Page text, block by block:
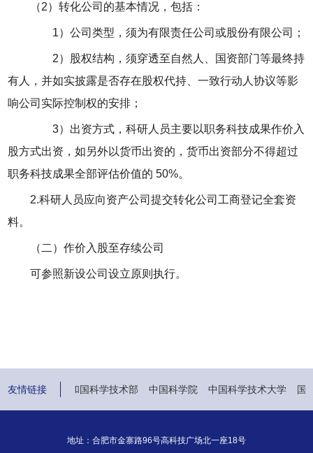
（2）转化公司的基本情况，包括：
1）公司类型，须为有限责任公司或股份有限公司；
2）股权结构，须穿透至自然人、国资部门等最终持
有人，并如实披露是否存在股权代持、一致行动人协议等影
响公司实际控制权的安排；
3）出资方式，科研人员主要以职务科技成果作价入
股方式出资，如另外以货币出资的，货币出资部分不得超过
职务科技成果全部评估价值的 50%。
2.科研人员应向资产公司提交转化公司工商登记全套资
料。
（二）作价入股至存续公司
可参照新设公司设立原则执行。
友情链接
中华人民共和国科学技术部 中国科学院 中国科学技术大学 国
地址：合肥市金寨路96号高科技广场北一座18号